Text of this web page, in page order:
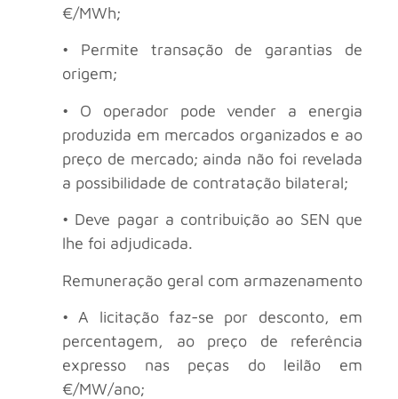
€/MWh;
• Permite transação de garantias de
origem;
• O operador pode vender a energia
produzida em mercados organizados e ao
preço de mercado; ainda não foi revelada
a possibilidade de contratação bilateral;
• Deve pagar a contribuição ao SEN que
lhe foi adjudicada.
Remuneração geral com armazenamento
• A licitação faz-se por desconto, em
percentagem, ao preço de referência
expresso nas peças do leilão em
€/MW/ano;